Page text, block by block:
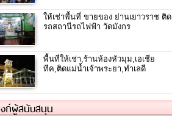
ให้เช่าพื้นที่ ขายของ ย่านเยาวราช ติด
รถสถานีรถไฟฟ้า วัดมังกร
พื้นที่ให้เช่า,ร้านห้องหัวมุม,เอเชีย
ทีค,ติดแม่น้ำเจ้าพระยา,ทำเลดี
ก์ผู้สนับสนุน